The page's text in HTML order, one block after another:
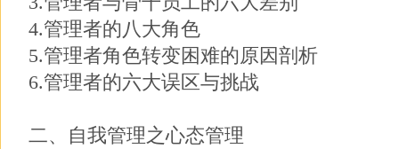
4.管理者的八大角色
5.管理者角色转变困难的原因剖析
6.管理者的六大误区与挑战
二、自我管理之心态管理